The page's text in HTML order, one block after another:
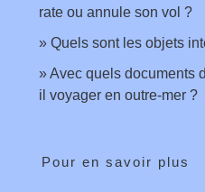
rate ou annule son vol ?
Quels sont les objets
Avec quels documents
il voyager en outre-mer ?
Pour en savoir plus